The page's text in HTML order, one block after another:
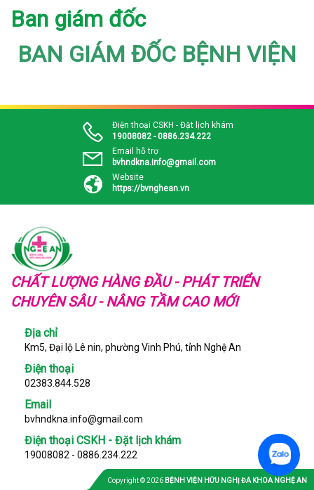
Ban giám đốc
BAN GIÁM ĐỐC BỆNH VIỆN
Điện thoại CSKH - Đặt lịch khám
19008082 - 0886.234.222
Email hỗ trợ
bvhndkna.info@gmail.com
Website
https://bvnghean.vn
CHẤT LƯỢNG HÀNG ĐẦU - PHÁT TRIỂN
CHUYÊN SÂU - NÂNG TẦM CAO MỚI
Địa chỉ
Km5, Đại lộ Lê nin, phường Vinh Phú, tỉnh Nghệ An
Điện thoại
02383.844.528
Email
bvhndkna.info@gmail.com
Điện thoại CSKH - Đặt lịch khám
19008082 - 0886.234.222
Copyright © 2026 BỆNH VIỆN HỮU NGHỊ ĐA KHOA NGHỆ AN